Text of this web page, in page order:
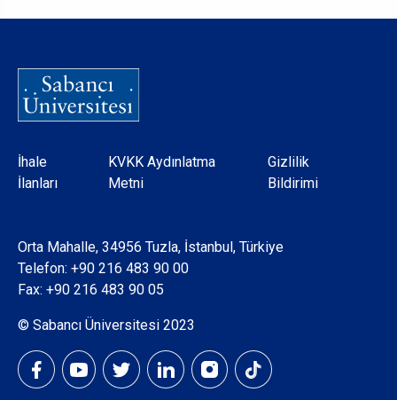
Dipnot
İhale
İlanları
KVKK Aydınlatma
Metni
Gizlilik
Bildirimi
Orta Mahalle, 34956 Tuzla, İstanbul, Türkiye
Telefon: +90 216 483 90 00
Fax: +90 216 483 90 05
© Sabancı Üniversitesi 2023